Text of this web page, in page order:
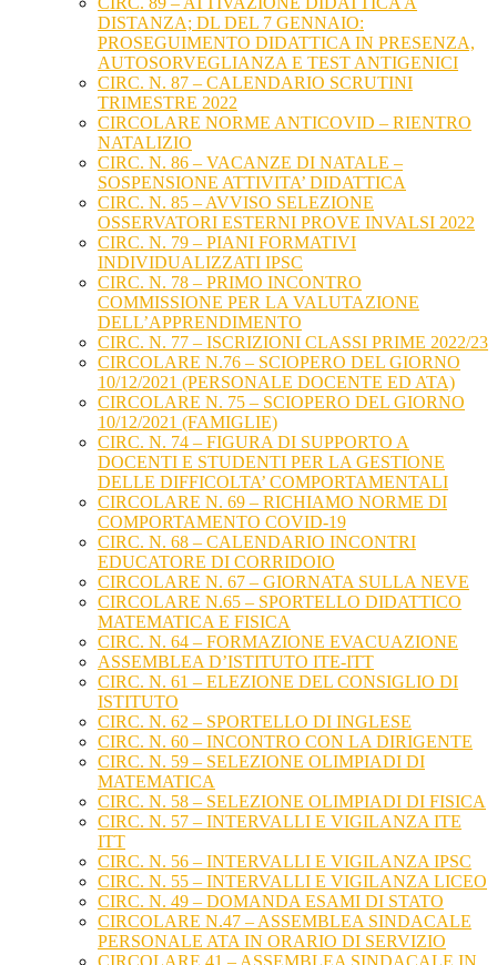
DISTANZA; DL DEL 7 GENNAIO:
PROSEGUIMENTO DIDATTICA IN PRESENZA,
AUTOSORVEGLIANZA E TEST ANTIGENICI
CIRC. N. 87 – CALENDARIO SCRUTINI
TRIMESTRE 2022
CIRCOLARE NORME ANTICOVID – RIENTRO
NATALIZIO
CIRC. N. 86 – VACANZE DI NATALE –
SOSPENSIONE ATTIVITA’ DIDATTICA
CIRC. N. 85 – AVVISO SELEZIONE
OSSERVATORI ESTERNI PROVE INVALSI 2022
CIRC. N. 79 – PIANI FORMATIVI
INDIVIDUALIZZATI IPSC
CIRC. N. 78 – PRIMO INCONTRO
COMMISSIONE PER LA VALUTAZIONE
DELL’APPRENDIMENTO
CIRC. N. 77 – ISCRIZIONI CLASSI PRIME 2022/23
CIRCOLARE N.76 – SCIOPERO DEL GIORNO
10/12/2021 (PERSONALE DOCENTE ED ATA)
CIRCOLARE N. 75 – SCIOPERO DEL GIORNO
10/12/2021 (FAMIGLIE)
CIRC. N. 74 – FIGURA DI SUPPORTO A
DOCENTI E STUDENTI PER LA GESTIONE
DELLE DIFFICOLTA’ COMPORTAMENTALI
CIRCOLARE N. 69 – RICHIAMO NORME DI
COMPORTAMENTO COVID-19
CIRC. N. 68 – CALENDARIO INCONTRI
EDUCATORE DI CORRIDOIO
CIRCOLARE N. 67 – GIORNATA SULLA NEVE
CIRCOLARE N.65 – SPORTELLO DIDATTICO
MATEMATICA E FISICA
CIRC. N. 64 – FORMAZIONE EVACUAZIONE
ASSEMBLEA D’ISTITUTO ITE-ITT
CIRC. N. 61 – ELEZIONE DEL CONSIGLIO DI
ISTITUTO
CIRC. N. 62 – SPORTELLO DI INGLESE
CIRC. N. 60 – INCONTRO CON LA DIRIGENTE
CIRC. N. 59 – SELEZIONE OLIMPIADI DI
MATEMATICA
CIRC. N. 58 – SELEZIONE OLIMPIADI DI FISICA
CIRC. N. 57 – INTERVALLI E VIGILANZA ITE
ITT
CIRC. N. 56 – INTERVALLI E VIGILANZA IPSC
CIRC. N. 55 – INTERVALLI E VIGILANZA LICEO
CIRC. N. 49 – DOMANDA ESAMI DI STATO
CIRCOLARE N.47 – ASSEMBLEA SINDACALE
PERSONALE ATA IN ORARIO DI SERVIZIO